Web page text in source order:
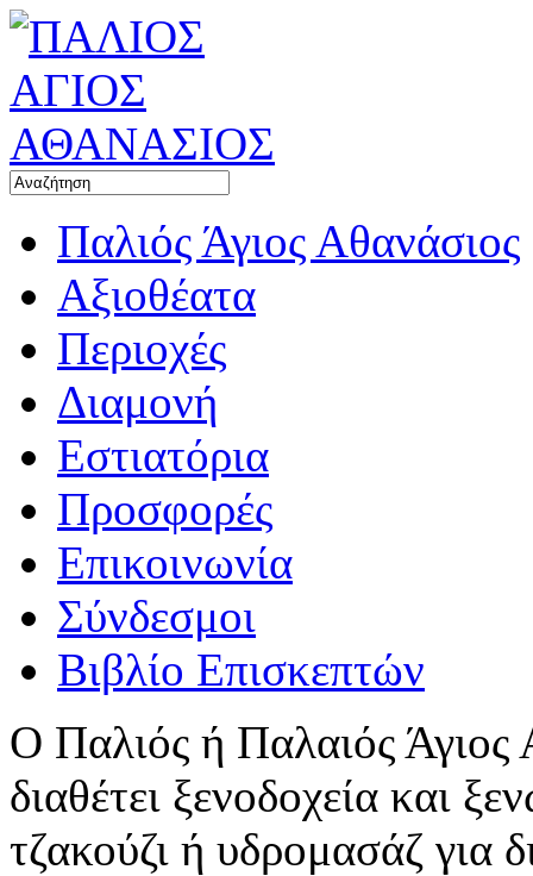
Παλιός Άγιος Αθανάσιος
Αξιοθέατα
Περιοχές
Διαμονή
Εστιατόρια
Προσφορές
Επικοινωνία
Σύνδεσμοι
Βιβλίο Επισκεπτών
Ο Παλιός ή Παλαιός
διαθέτει ξενοδοχεία και
τζακούζι ή υδρομασάζ για